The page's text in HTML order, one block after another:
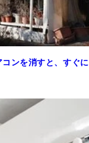
ンを消すと、すぐに